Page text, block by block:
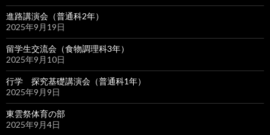
進路講演会（普通科2年）
2025年9月19日
留学生交流会（食物調理科3年）
2025年9月10日
行学 探究基礎講演会（普通科1年）
2025年9月9日
東雲祭体育の部
2025年9月4日